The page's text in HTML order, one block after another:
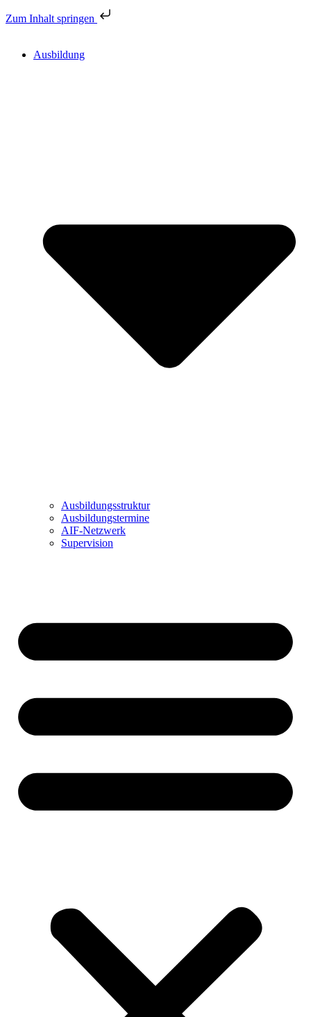
Zum Inhalt springen
Ausbildung
Ausbildungsstruktur
Ausbildungstermine
AIF-Netzwerk
Supervision